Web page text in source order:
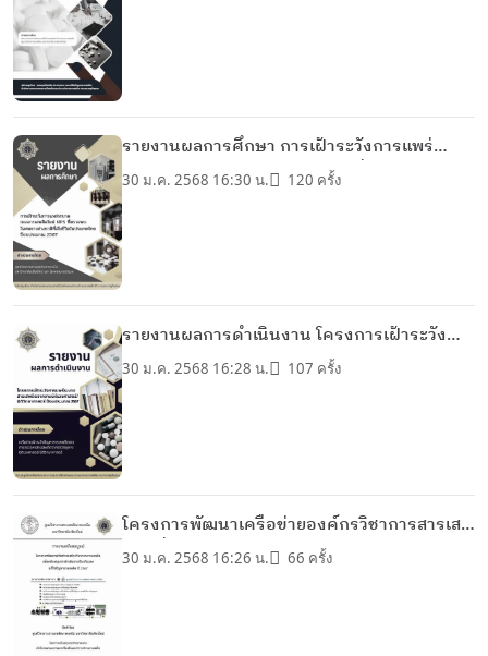
รายงานผลการศึกษา การเฝ้าระวังการแพร่
ระบาดของสารเสพติดใหม่ NPS ที่ตรวจพบในศพ
ชาวต่างชาติที่เสียชีวิตในประเทศไทย
ปีงบประมาณ 2567
30 ม.ค. 2568 16:30 น. 120 ครั้ง
รายงานผลการดำเนินงาน โครงการเฝ้าระวัง
การแพร่ระบาดสารเสพติดจากงาน
นิติเวชศาสตร์/นิติวิทยาศาสตร์ ปีงบประมาณ
2567
30 ม.ค. 2568 16:28 น. 107 ครั้ง
โครงการพัฒนาเครือข่ายองค์กรวิชาการสารเสพ
ติด เพื่อสนับสนุนการดำเนินงานป้องกันและ
30 ม.ค. 2568 16:26 น. 66 ครั้ง